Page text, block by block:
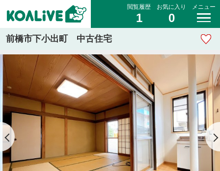
閲覧履歴
1
お気に入り
0
メニュー
前橋市下小出町 中古住宅